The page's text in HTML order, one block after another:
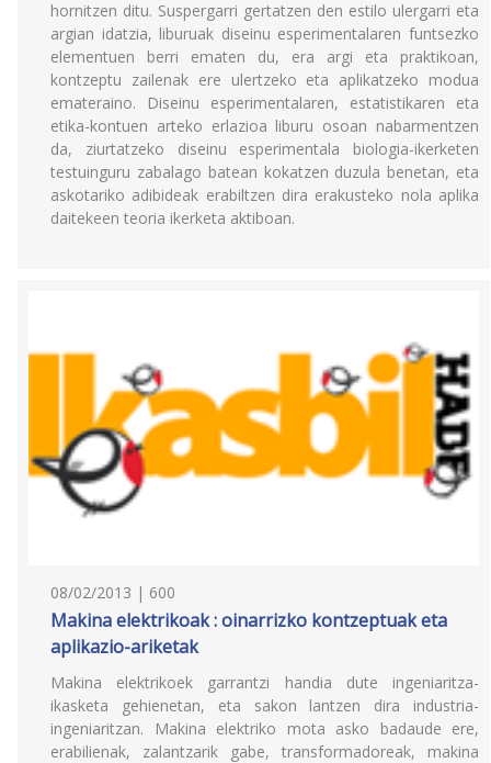
hornitzen ditu. Suspergarri gertatzen den estilo ulergarri eta
argian idatzia, liburuak diseinu esperimentalaren funtsezko
elementuen berri ematen du, era argi eta praktikoan,
kontzeptu zailenak ere ulertzeko eta aplikatzeko modua
emateraino. Diseinu esperimentalaren, estatistikaren eta
etika-kontuen arteko erlazioa liburu osoan nabarmentzen
da, ziurtatzeko diseinu esperimentala biologia-ikerketen
testuinguru zabalago batean kokatzen duzula benetan, eta
askotariko adibideak erabiltzen dira erakusteko nola aplika
daitekeen teoria ikerketa aktiboan.
08/02/2013 | 600
Makina elektrikoak : oinarrizko kontzeptuak eta
aplikazio-ariketak
Makina elektrikoek garrantzi handia dute ingeniaritza-
ikasketa gehienetan, eta sakon lantzen dira industria-
ingeniaritzan. Makina elektriko mota asko badaude ere,
erabilienak, zalantzarik gabe, transformadoreak, makina